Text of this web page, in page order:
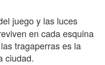
juego y las luces
en cada esquina
tragaperras es la
ciudad.